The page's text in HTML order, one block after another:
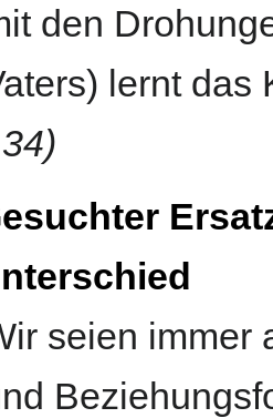
den
lernt das
seien immer